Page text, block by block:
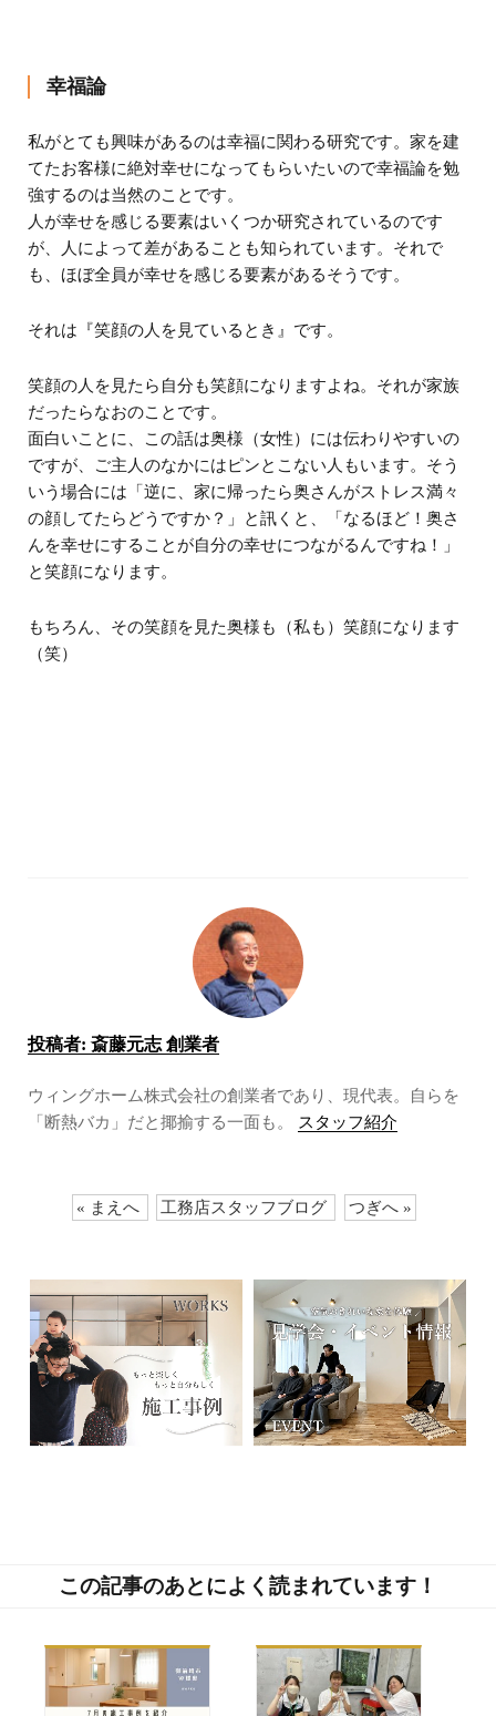
幸福論
私がとても興味があるのは幸福に関わる研究です。家を建
てたお客様に絶対幸せになってもらいたいので幸福論を勉
強するのは当然のことです。
人が幸せを感じる要素はいくつか研究されているのです
が、人によって差があることも知られています。それで
も、ほぼ全員が幸せを感じる要素があるそうです。
それは『笑顔の人を見ているとき』です。
笑顔の人を見たら自分も笑顔になりますよね。それが家族
だったらなおのことです。
面白いことに、この話は奥様（女性）には伝わりやすいの
ですが、ご主人のなかにはピンとこない人もいます。そう
いう場合には「逆に、家に帰ったら奥さんがストレス満々
の顔してたらどうですか？」と訊くと、「なるほど！奥さ
んを幸せにすることが自分の幸せにつながるんですね！」
と笑顔になります。
もちろん、その笑顔を見た奥様も（私も）笑顔になります
（笑）
投稿者: 斎藤元志 創業者
ウィングホーム株式会社の創業者であり、現代表。自らを
「断熱バカ」だと揶揄する一面も。
スタッフ紹介
« まえへ 工務店スタッフブログ つぎへ »
この記事のあとによく読まれています！